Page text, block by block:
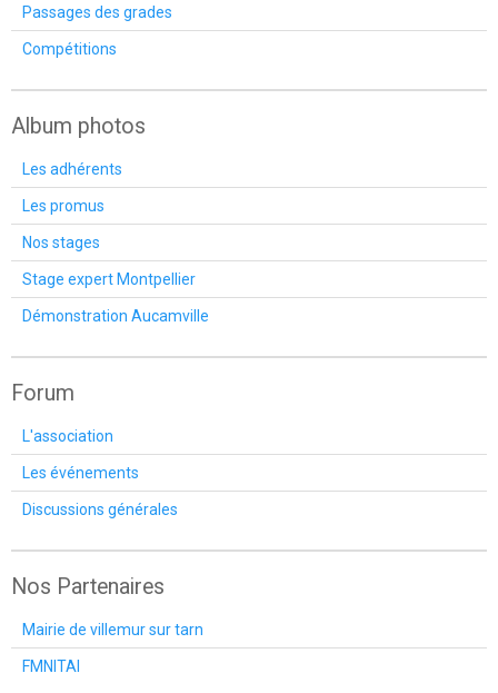
Passages des grades
Compétitions
Album photos
Les adhérents
Les promus
Nos stages
Stage expert Montpellier
Démonstration Aucamville
Forum
L'association
Les événements
Discussions générales
Nos Partenaires
Mairie de villemur sur tarn
FMNITAI